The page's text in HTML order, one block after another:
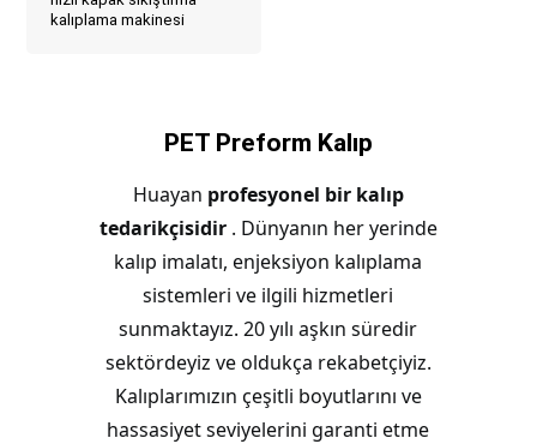
kalıplama makinesi
PET Preform Kalıp
Huayan profesyonel bir kalıp
tedarikçisidir. Dünyanın her yerinde
kalıp imalatı, enjeksiyon kalıplama
sistemleri ve ilgili hizmetleri
sunmaktayız. 20 yılı aşkın süredir
sektördeyiz ve oldukça rekabetçiyiz.
Kalıplarımızın çeşitli boyutlarını ve
hassasiyet seviyelerini garanti etme